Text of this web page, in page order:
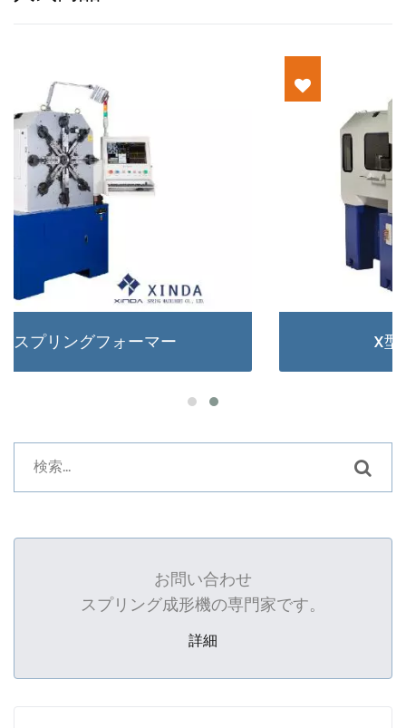
X型スプリングフォーマー
お問い合わせ
スプリング成形機の専門家です。
詳細